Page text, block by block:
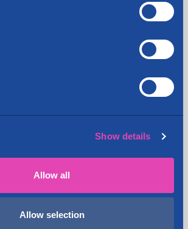
Show details
Allow all
Allow selection
kaupungeissa ympäri
Espoo, Vantaa, Oulu, Jyväskylä,
Tampere, Seinäjoki, Pori,
Joensuu ja Hyvinkää. Tytäryhtiönsä
kautta yhtiö tarjoaa